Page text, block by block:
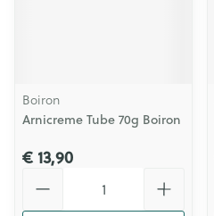
Boiron
Arnicreme Tube 70g Boiron
€ 13,90